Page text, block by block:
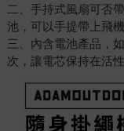
二、手持式風扇可否
池，可以手提帶上飛
三、內含電池產品，
次，讓電芯保持在活